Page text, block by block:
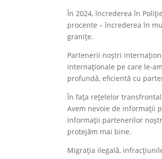
În 2024, încrederea în
procente – încrederea în
granițe.
Partenerii noștri
internaționale pe care le-
profundă, eficientă cu
În fața rețelelor
Avem nevoie de informații
informații partenerilor
protejăm mai bine.
Migrația ilegală,